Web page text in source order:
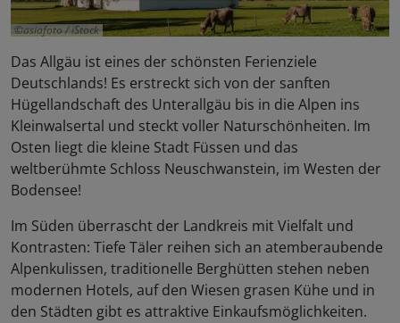
asiafoto / iStock
Das Allgäu ist eines der schönsten Ferienziele
Deutschlands! Es erstreckt sich von der sanften
Hügellandschaft des Unterallgäu bis in die Alpen ins
Kleinwalsertal und steckt voller Naturschönheiten. Im
Osten liegt die kleine Stadt Füssen und das
weltberühmte Schloss Neuschwanstein, im Westen der
Bodensee!
Im Süden überrascht der Landkreis mit Vielfalt und
Kontrasten: Tiefe Täler reihen sich an atemberaubende
Alpenkulissen, traditionelle Berghütten stehen neben
modernen Hotels, auf den Wiesen grasen Kühe und in
den Städten gibt es attraktive Einkaufsmöglichkeiten.